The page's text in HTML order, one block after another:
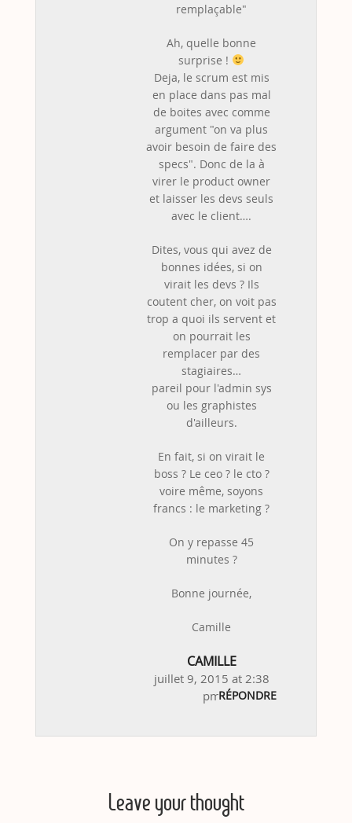
remplaçable"
Ah, quelle bonne
surprise !
Deja, le scrum est mis
en place dans pas mal
de boites avec comme
argument "on va plus
avoir besoin de faire des
specs". Donc de la à
virer le product owner
et laisser les devs seuls
avec le client….
Dites, vous qui avez de
bonnes idées, si on
virait les devs ? Ils
coutent cher, on voit pas
trop a quoi ils servent et
on pourrait les
remplacer par des
stagiaires…
pareil pour l'admin sys
ou les graphistes
d'ailleurs.
En fait, si on virait le
boss ? Le ceo ? le cto ?
voire même, soyons
francs : le marketing ?
On y repasse 45
minutes ?
Bonne journée,
Camille
CAMILLE
juillet 9, 2015 at 2:38
pmRÉPONDRE
Leave your thought